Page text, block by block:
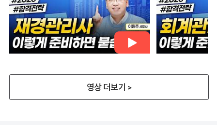
영상 더보기 >